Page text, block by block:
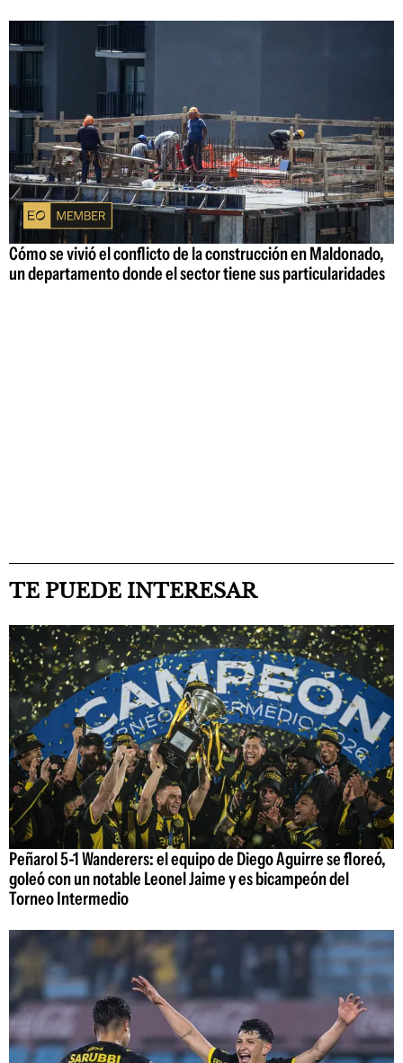
Cómo se vivió el conflicto de la construcción en Maldonado,
un departamento donde el sector tiene sus particularidades
TE PUEDE INTERESAR
Peñarol 5-1 Wanderers: el equipo de Diego Aguirre se floreó,
goleó con un notable Leonel Jaime y es bicampeón del
Torneo Intermedio